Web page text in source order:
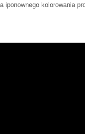
iponownego kolorowania